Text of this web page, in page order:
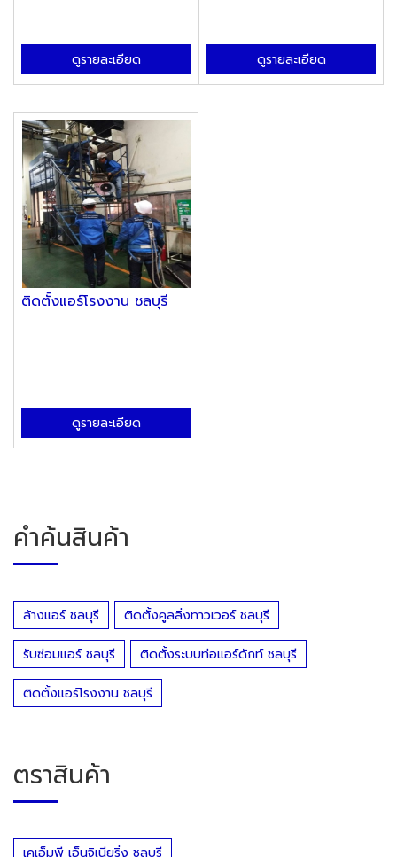
ดูรายละเอียด ดูรายละเอียด
ติดตั้งแอร์โรงงาน ชลบุรี
ดูรายละเอียด
คำค้นสินค้า
ล้างแอร์ ชลบุรี ติดตั้งคูลลิ่งทาวเวอร์ ชลบุรี
รับซ่อมแอร์ ชลบุรี ติดตั้งระบบท่อแอร์ดักท์ ชลบุรี
ติดตั้งแอร์โรงงาน ชลบุรี
ตราสินค้า